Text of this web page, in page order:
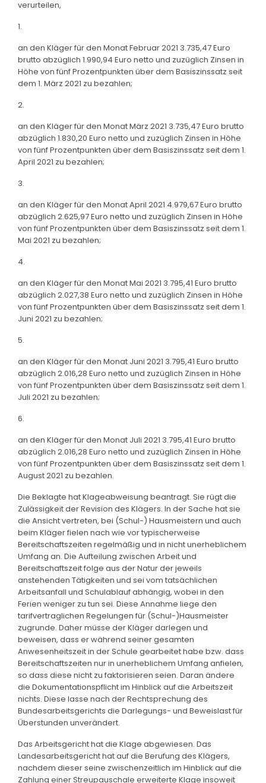
verurteilen,
1.
an den Kläger für den Monat Februar 2021 3.735,47 Euro
brutto abzüglich 1.990,94 Euro netto und zuzüglich Zinsen in
Höhe von fünf Prozentpunkten über dem Basiszinssatz seit
dem 1. März 2021 zu bezahlen;
2.
an den Kläger für den Monat März 2021 3.735,47 Euro brutto
abzüglich 1.830,20 Euro netto und zuzüglich Zinsen in Höhe
von fünf Prozentpunkten über dem Basiszinssatz seit dem 1.
April 2021 zu bezahlen;
3.
an den Kläger für den Monat April 2021 4.979,67 Euro brutto
abzüglich 2.625,97 Euro netto und zuzüglich Zinsen in Höhe
von fünf Prozentpunkten über dem Basiszinssatz seit dem 1.
Mai 2021 zu bezahlen;
4.
an den Kläger für den Monat Mai 2021 3.795,41 Euro brutto
abzüglich 2.027,38 Euro netto und zuzüglich Zinsen in Höhe
von fünf Prozentpunkten über dem Basiszinssatz seit dem 1.
Juni 2021 zu bezahlen;
5.
an den Kläger für den Monat Juni 2021 3.795,41 Euro brutto
abzüglich 2.016,28 Euro netto und zuzüglich Zinsen in Höhe
von fünf Prozentpunkten über dem Basiszinssatz seit dem 1.
Juli 2021 zu bezahlen;
6.
an den Kläger für den Monat Juli 2021 3.795,41 Euro brutto
abzüglich 2.016,28 Euro netto und zuzüglich Zinsen in Höhe
von fünf Prozentpunkten über dem Basiszinssatz seit dem 1.
August 2021 zu bezahlen.
Die Beklagte hat Klageabweisung beantragt. Sie rügt die
Zulässigkeit der Revision des Klägers. In der Sache hat sie
die Ansicht vertreten, bei (Schul-) Hausmeistern und auch
beim Kläger fielen nach wie vor typischerweise
Bereitschaftszeiten regelmäßig und in nicht unerheblichem
Umfang an. Die Aufteilung zwischen Arbeit und
Bereitschaftszeit folge aus der Natur der jeweils
anstehenden Tätigkeiten und sei vom tatsächlichen
Arbeitsanfall und Schulablauf abhängig, wobei in den
Ferien weniger zu tun sei. Diese Annahme liege den
tarifvertraglichen Regelungen für (Schul-)Hausmeister
zugrunde. Daher müsse der Kläger darlegen und
beweisen, dass er während seiner gesamten
Anwesenheitszeit in der Schule gearbeitet habe bzw. dass
Bereitschaftszeiten nur in unerheblichem Umfang anfielen,
so dass diese nicht zu faktorisieren seien. Daran ändere
die Dokumentationspflicht im Hinblick auf die Arbeitszeit
nichts. Diese lasse nach der Rechtsprechung des
Bundesarbeitsgerichts die Darlegungs- und Beweislast für
Überstunden unverändert.
Das Arbeitsgericht hat die Klage abgewiesen. Das
Landesarbeitsgericht hat auf die Berufung des Klägers,
nachdem dieser seine zwischenzeitlich im Hinblick auf die
Zahlung einer Streupauschale erweiterte Klage insoweit